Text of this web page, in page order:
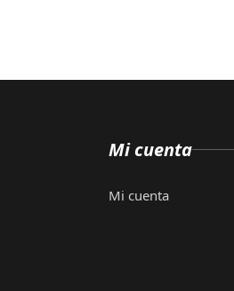
Mi cuenta
Mi cuenta